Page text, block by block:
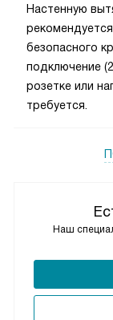
Наш
Настенную
безопасного
подключение
розетке или
требуется.